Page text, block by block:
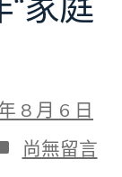
8 月 6 日
在
〈若
尚無留言